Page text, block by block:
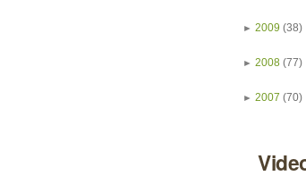
► 2009 (38)
► 2008 (77)
► 2007 (70)